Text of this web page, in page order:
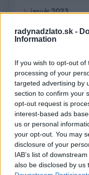
radynadzlato.sk -
Information
If you wish to opt-out
processing of your
targeted advertising by
section to confirm your
opt-out request is
interest-based ads
us or personal
your opt-out. You may
disclosure of your
IAB’s list of
also be disclosed by us
január 2023
december 2022
október 2022
september 2022
august 2022
júl 2022
jún 2022
máj 2022